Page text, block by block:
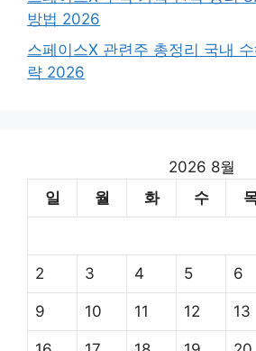
방법 2026
스페이스X 관련주 총정리 국내
략 2026
2026 8월
일
월 화 수
2 3 4 5 6
9 10 11 12 13